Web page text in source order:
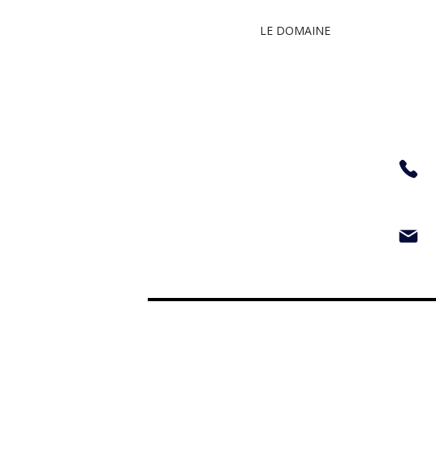
LE DOMAINE